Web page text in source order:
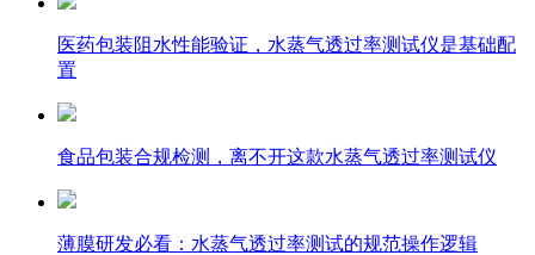
医药包装阻水性能验证，水蒸气透过率测试仪是基础配
置
食品包装合规检测，离不开这款水蒸气透过率测试仪
薄膜研发必看：水蒸气透过率测试的规范操作逻辑